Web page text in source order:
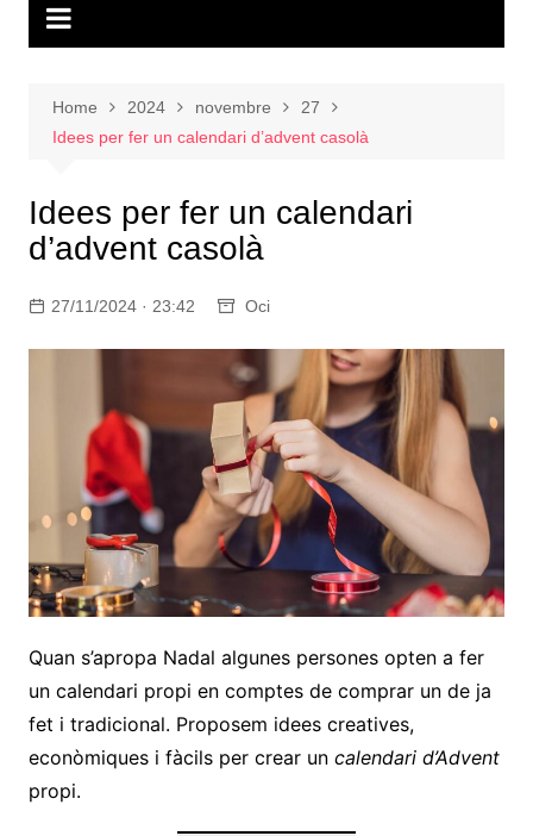
Home 2024 novembre
27
Idees per fer un calendari d’advent casolà
Idees per fer un calendari
d’advent casolà
27/11/2024 · 23:42 Oci
Quan s’apropa Nadal algunes persones opten a fer
un calendari propi en comptes de comprar un de ja
fet i tradicional. Proposem idees creatives,
econòmiques i fàcils per crear un calendari d’Advent
propi.